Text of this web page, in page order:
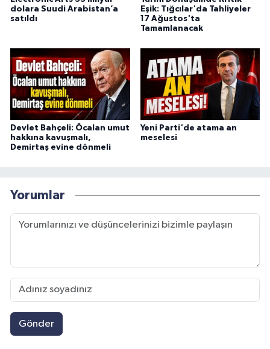
dolara Suudi Arabistan’a
satıldı
Eşik: Tığcılar'da Tahliyeler
17 Ağustos'ta
Tamamlanacak
Devlet Bahçeli: Öcalan umut
hakkına kavuşmalı,
Demirtaş evine dönmeli
Yeni Parti'de atama an
meselesi
Yorumlar
Gönder